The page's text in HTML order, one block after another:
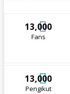
13,000
Fans
13,000
Pengikut